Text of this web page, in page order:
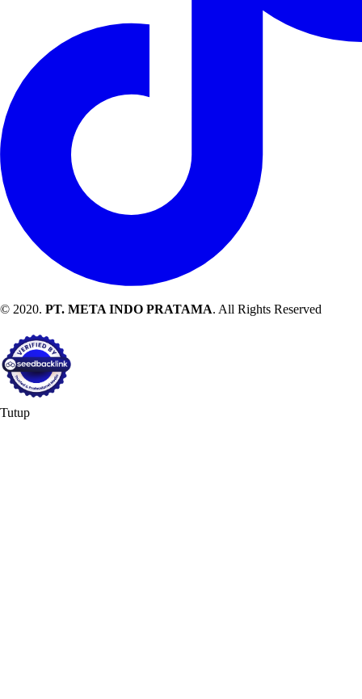
© 2020. PT. META INDO PRATAMA. All Rights Reserved
Tutup